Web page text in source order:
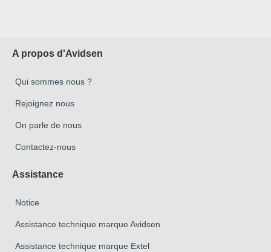
A propos d'Avidsen
Qui sommes nous ?
Rejoignez nous
On parle de nous
Contactez-nous
Assistance
Notice
Assistance technique marque Avidsen
Assistance technique marque Extel